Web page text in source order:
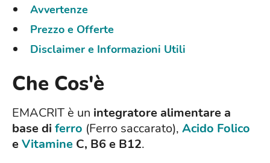
Avvertenze
Prezzo e Offerte
Disclaimer e Informazioni Utili
Che Cos'è
EMACRIT è un integratore alimentare a
base di ferro (Ferro saccarato), Acido Folico
eVitamine C, B6 e B12.